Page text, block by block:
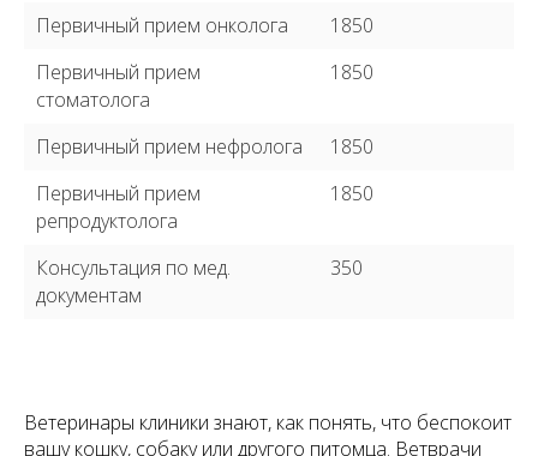
Первичный прием онколога
1850
Первичный прием
стоматолога
1850
Первичный прием нефролога
1850
Первичный прием
репродуктолога
1850
Консультация по мед.
документам
350
Ветеринары клиники знают, как понять, что беспокоит
вашу кошку, собаку или другого питомца. Ветврачи